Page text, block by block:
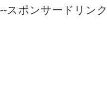
--スポンサードリン